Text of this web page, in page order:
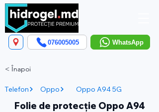
WhatsApp
076005005
< Înapoi
Telefon Oppo Oppo A94 5G
Folie de protecție Oppo A94